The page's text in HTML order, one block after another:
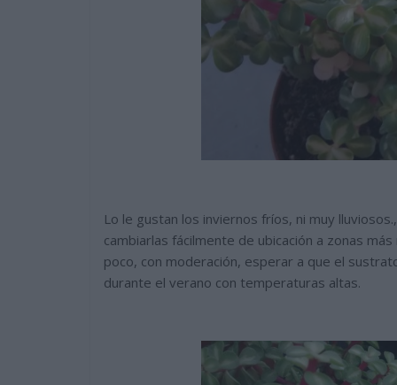
Lo le gustan los inviernos fríos, ni muy
cambiarlas fácilmente de ubicación a zonas
poco, con moderación, esperar a que el
durante el verano con temperaturas altas.